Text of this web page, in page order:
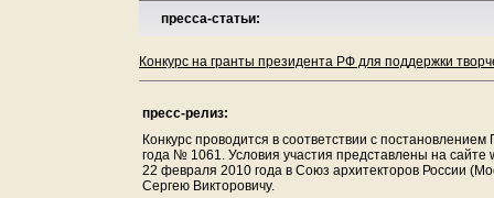
пресса-статьи:
Конкурс на гранты президента РФ для поддержки
пресс-релиз:
Конкурс проводится в соответствии с
года № 1061. Условия участия представлены на
22 февраля 2010 года в Союз архитекторов России
Сергею Викторовичу.